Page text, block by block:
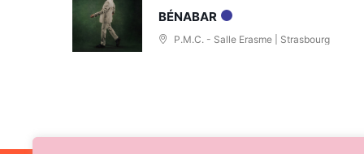
BÉNABAR
P.M.C. - Salle Erasme | Strasbourg